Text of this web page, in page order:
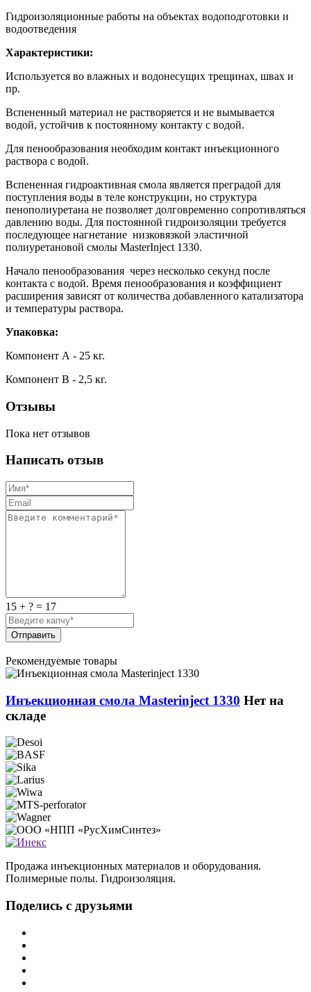
Гидроизоляционные работы на объектах водоподготовки и
водоотведения
Характеристики:
Используется во влажных и водонесущих трещинах, швах и
пр.
Вспененный материал не растворяется и не вымывается
водой, устойчив к постоянному контакту с водой.
Для пенообразования необходим контакт инъекционного
раствора с водой.
Вспененная гидроактивная смола является преградой для
поступления воды в теле конструкции, но структура
пенополиуретана не позволяет долговременно сопротивляться
давлению воды. Для постоянной гидроизоляции требуется
последующее нагнетание низковязкой эластичной
полиуретановой смолы MasterInject 1330.
Начало пенообразования через несколько секунд после
контакта с водой. Время пенообразования и коэффициент
расширения зависят от количества добавленного катализатора
и температуры раствора.
Упаковка:
Компонент А - 25 кг.
Компонент В - 2,5 кг.
Отзывы
Пока нет отзывов
Написать отзыв
15 + ? = 17
Отправить
Рекомендуемые товары
Инъекционная смола Masterinject 1330 Нет на
складе
Продажа инъекционных материалов и оборудования.
Полимерные полы. Гидроизоляция.
Поделись с друзьями